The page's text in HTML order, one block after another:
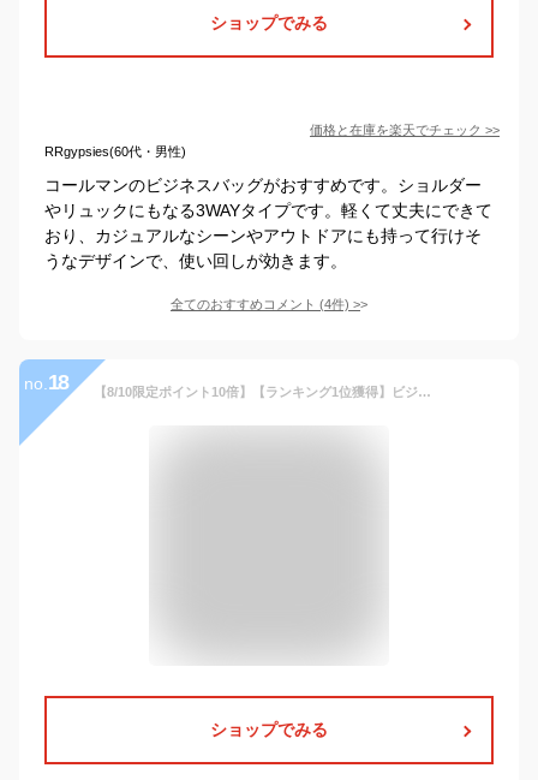
ショップでみる
価格と在庫を楽天でチェック >>
RRgypsies(60代・男性)
コールマンのビジネスバッグがおすすめです。ショルダー
やリュックにもなる3WAYタイプです。軽くて丈夫にできて
おり、カジュアルなシーンやアウトドアにも持って行けそ
うなデザインで、使い回しが効きます。
全てのおすすめコメント (4件) >
no. 18 【8/10限定ポイント10倍】【ランキング1位獲得】ビジネスバッグ メンズ 大容量 a4 ノートPC 2way ショルダー付き ショルダーベルト 軽量 軽い 肩かけ トート おすすめ 人気 ブランド DIABLO ディアブロ KA-2100 送料無料 C4
ショップでみる